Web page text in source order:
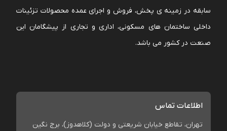
سابقه در زمینه ی پخش، فروش و اجرای عمده محصولات تزئینات
داخلی ساختمان های مسکونی، اداری و تجاری از پیشگامان این
صنعت در کشور می باشد.
اطلاعات تماس
تهران، تقاطع خیابان شریعتی و دولت (کلاهدوز)، برج نگین